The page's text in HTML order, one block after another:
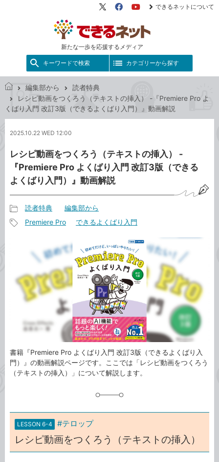
新たな一歩を応援するメディア
X（旧
FacebookYouTube
できるネットについて
キーワードで検索 カテゴリーから探す
で
き
ッ
編集部から
読者特典
レシピ動画をつくろう（テキストの挿入） -『Premiere Pro よ
くばり入門 改訂3版（できるよくばり入門）』動画解説
2025.10.22 WED 12:00
レシピ動画をつくろう（テキストの挿入） -
『Premiere Pro よくばり入門 改訂3版（できる
よくばり入門）』動画解説
事
リ
読者特典 編集部から
Premiere Pro できるよくばり入門
書籍『Premiere Pro よくばり入門 改訂3版（できるよくばり入
門）』の動画解説ページです。ここでは「レシピ動画をつくろう
（テキストの挿入）」について解説します。
LESSON 6-4 #テロップ
レシピ動画をつくろう（テキストの挿入）